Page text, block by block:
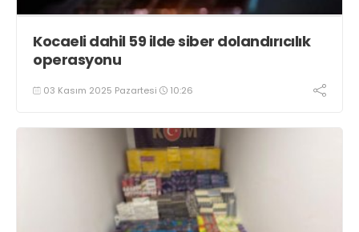
Kocaeli dahil 59 ilde siber dolandırıcılık
operasyonu
03 Kasım 2025 Pazartesi 10:26